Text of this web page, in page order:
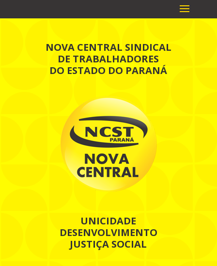
NOVA CENTRAL SINDICAL
DE TRABALHADORES
DO ESTADO DO PARANÁ
UNICIDADE
DESENVOLVIMENTO
JUSTIÇA SOCIAL